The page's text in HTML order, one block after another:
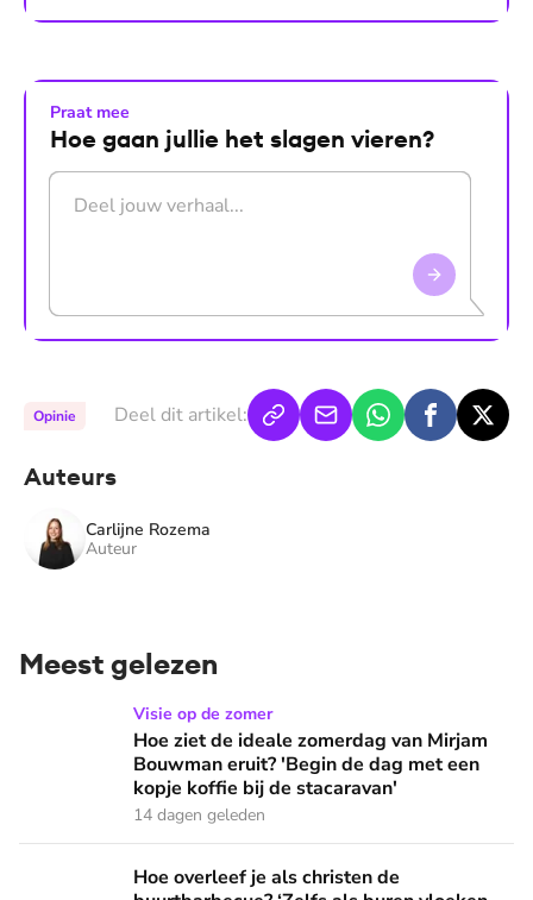
Praat mee
Hoe gaan jullie het slagen vieren?
Druk op Enter om te versturen. Gebruik Shift+Enter
Opinie Deel dit artikel:
Auteurs
Carlijne Rozema
Auteur
Meest gelezen
Hoe ziet de ideale zomerdag van Mirjam Bouwman eruit?
Visie op de zomer
Hoe ziet de ideale zomerdag van Mirjam
Bouwman eruit? 'Begin de dag met een
kopje koffie bij de stacaravan'
14 dagen geleden
Hoe overleef je als christen de buurtbarbecue? ‘Zelfs als
Hoe overleef je als christen de